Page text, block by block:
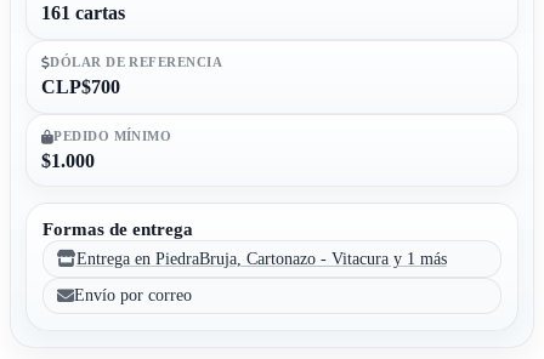
161 cartas
DÓLAR DE REFERENCIA
CLP$700
PEDIDO MÍNIMO
$1.000
Formas de entrega
Entrega en PiedraBruja, Cartonazo - Vitacura y 1 más
Envío por correo